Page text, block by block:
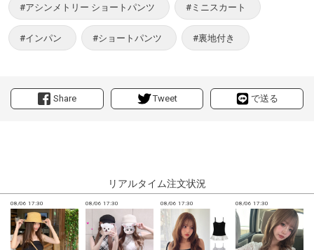
Share Tweet で送る
#アシンメトリー ショートパンツ #ミニスカート
#インパン #ショートパンツ #裏地付き
リアルタイム注文状況
08/06 17:30 08/06 17:30 08/06 17:30 08/06 17:30